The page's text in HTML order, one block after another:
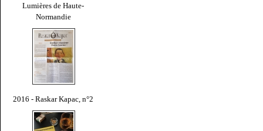
Lumières de Haute-
Normandie
2016 - Raskar Kapac, n°2